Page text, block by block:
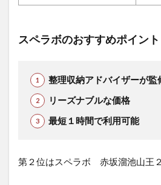
スペラボのおすすめポイント
整理収納アドバイザーが監
リーズナブルな価格
最短１時間で利用可能
第２位はスペラボ 赤坂溜池山王２